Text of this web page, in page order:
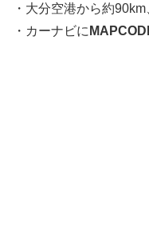
・大分空港から約
・カーナビに